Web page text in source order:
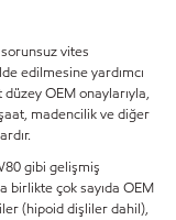
vites
edilmesine yardımcı
OEM onaylarıyla,
madencilik ve diğer
gibi gelişmiş
birlikte çok sayıda OEM
(hipoid dişliler dahil),